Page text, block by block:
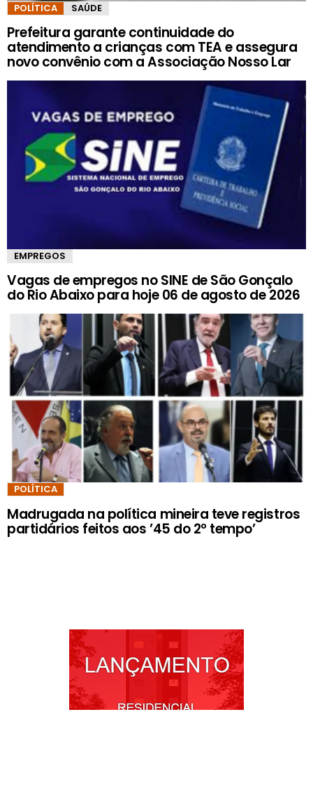
POLÍTICA SAÚDE
Prefeitura garante continuidade do
atendimento a crianças com TEA e assegura
novo convênio com a Associação Nosso Lar
EMPREGOS
Vagas de empregos no SINE de São Gonçalo
do Rio Abaixo para hoje 06 de agosto de 2026
POLÍTICA
Madrugada na política mineira teve registros
partidários feitos aos ’45 do 2º tempo’